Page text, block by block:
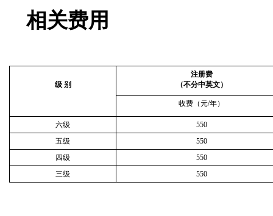
相关费用
级 别
注册费
（不分中英文）
收费（元/年）
六级
550
五级
550
四级
550
三级
550